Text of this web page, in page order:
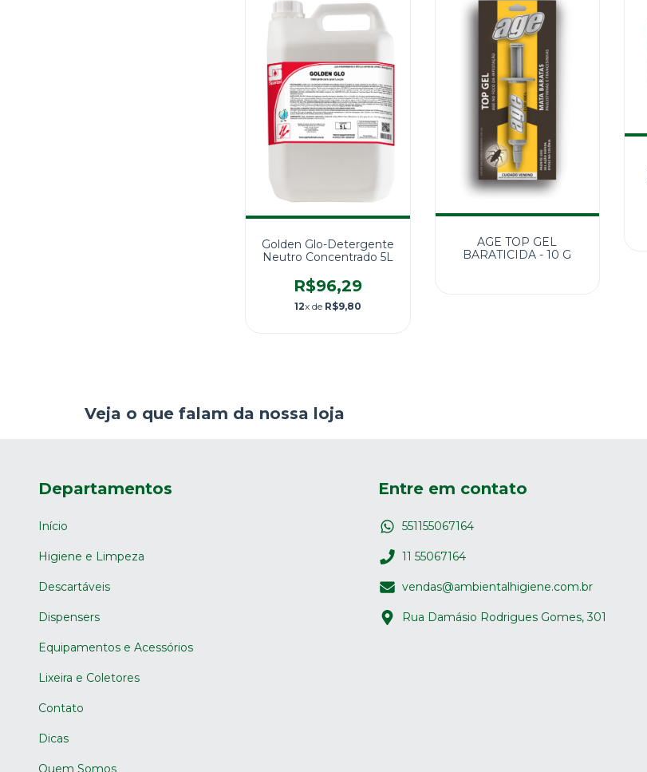
Golden Glo-Detergente
Neutro Concentrado 5L
R$96,29
12x de R$9,80
AGE TOP GEL
BARATICIDA - 10 G
Veja o que falam da nossa loja
Departamentos
Início
Higiene e Limpeza
Descartáveis
Dispensers
Equipamentos e Acessórios
Lixeira e Coletores
Contato
Dicas
Quem Somos
Entre em contato
551155067164
11 55067164
vendas@ambientalhigiene.com.br
Rua Damásio Rodrigues Gomes, 301